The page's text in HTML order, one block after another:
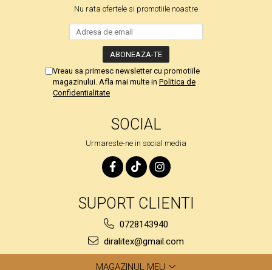
Nu rata ofertele si promotiile noastre
Vreau sa primesc newsletter cu promotiile
magazinului. Afla mai multe in Politica de
Confidentialitate
SOCIAL
Urmareste-ne in social media
SUPORT CLIENTI
0728143940
diralitex@gmail.com
MAGAZINUL MEU